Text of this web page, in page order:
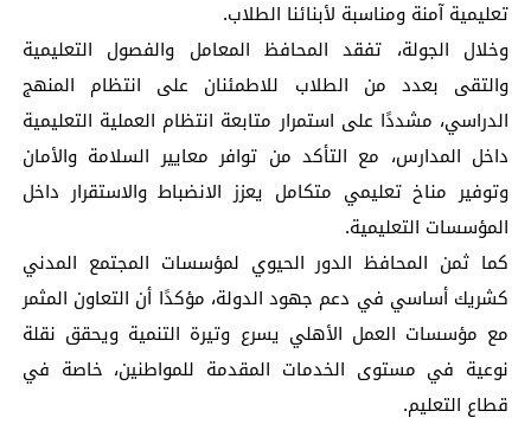
تعليمية آمنة ومناسبة لأبنائنا الطلاب.
وخلال الجولة، تفقد المحافظ المعامل والفصول التعليمية
والتقى بعدد من الطلاب للاطمئنان على انتظام المنهج
الدراسي، مشددًا على استمرار متابعة انتظام العملية التعليمية
داخل المدارس، مع التأكد من توافر معايير السلامة والأمان
وتوفير مناخ تعليمي متكامل يعزز الانضباط والاستقرار داخل
المؤسسات التعليمية.
كما ثمن المحافظ الدور الحيوي لمؤسسات المجتمع المدني
كشريك أساسي في دعم جهود الدولة، مؤكدًا أن التعاون المثمر
مع مؤسسات العمل الأهلي يسرع وتيرة التنمية ويحقق نقلة
نوعية في مستوى الخدمات المقدمة للمواطنين، خاصة في
قطاع التعليم.